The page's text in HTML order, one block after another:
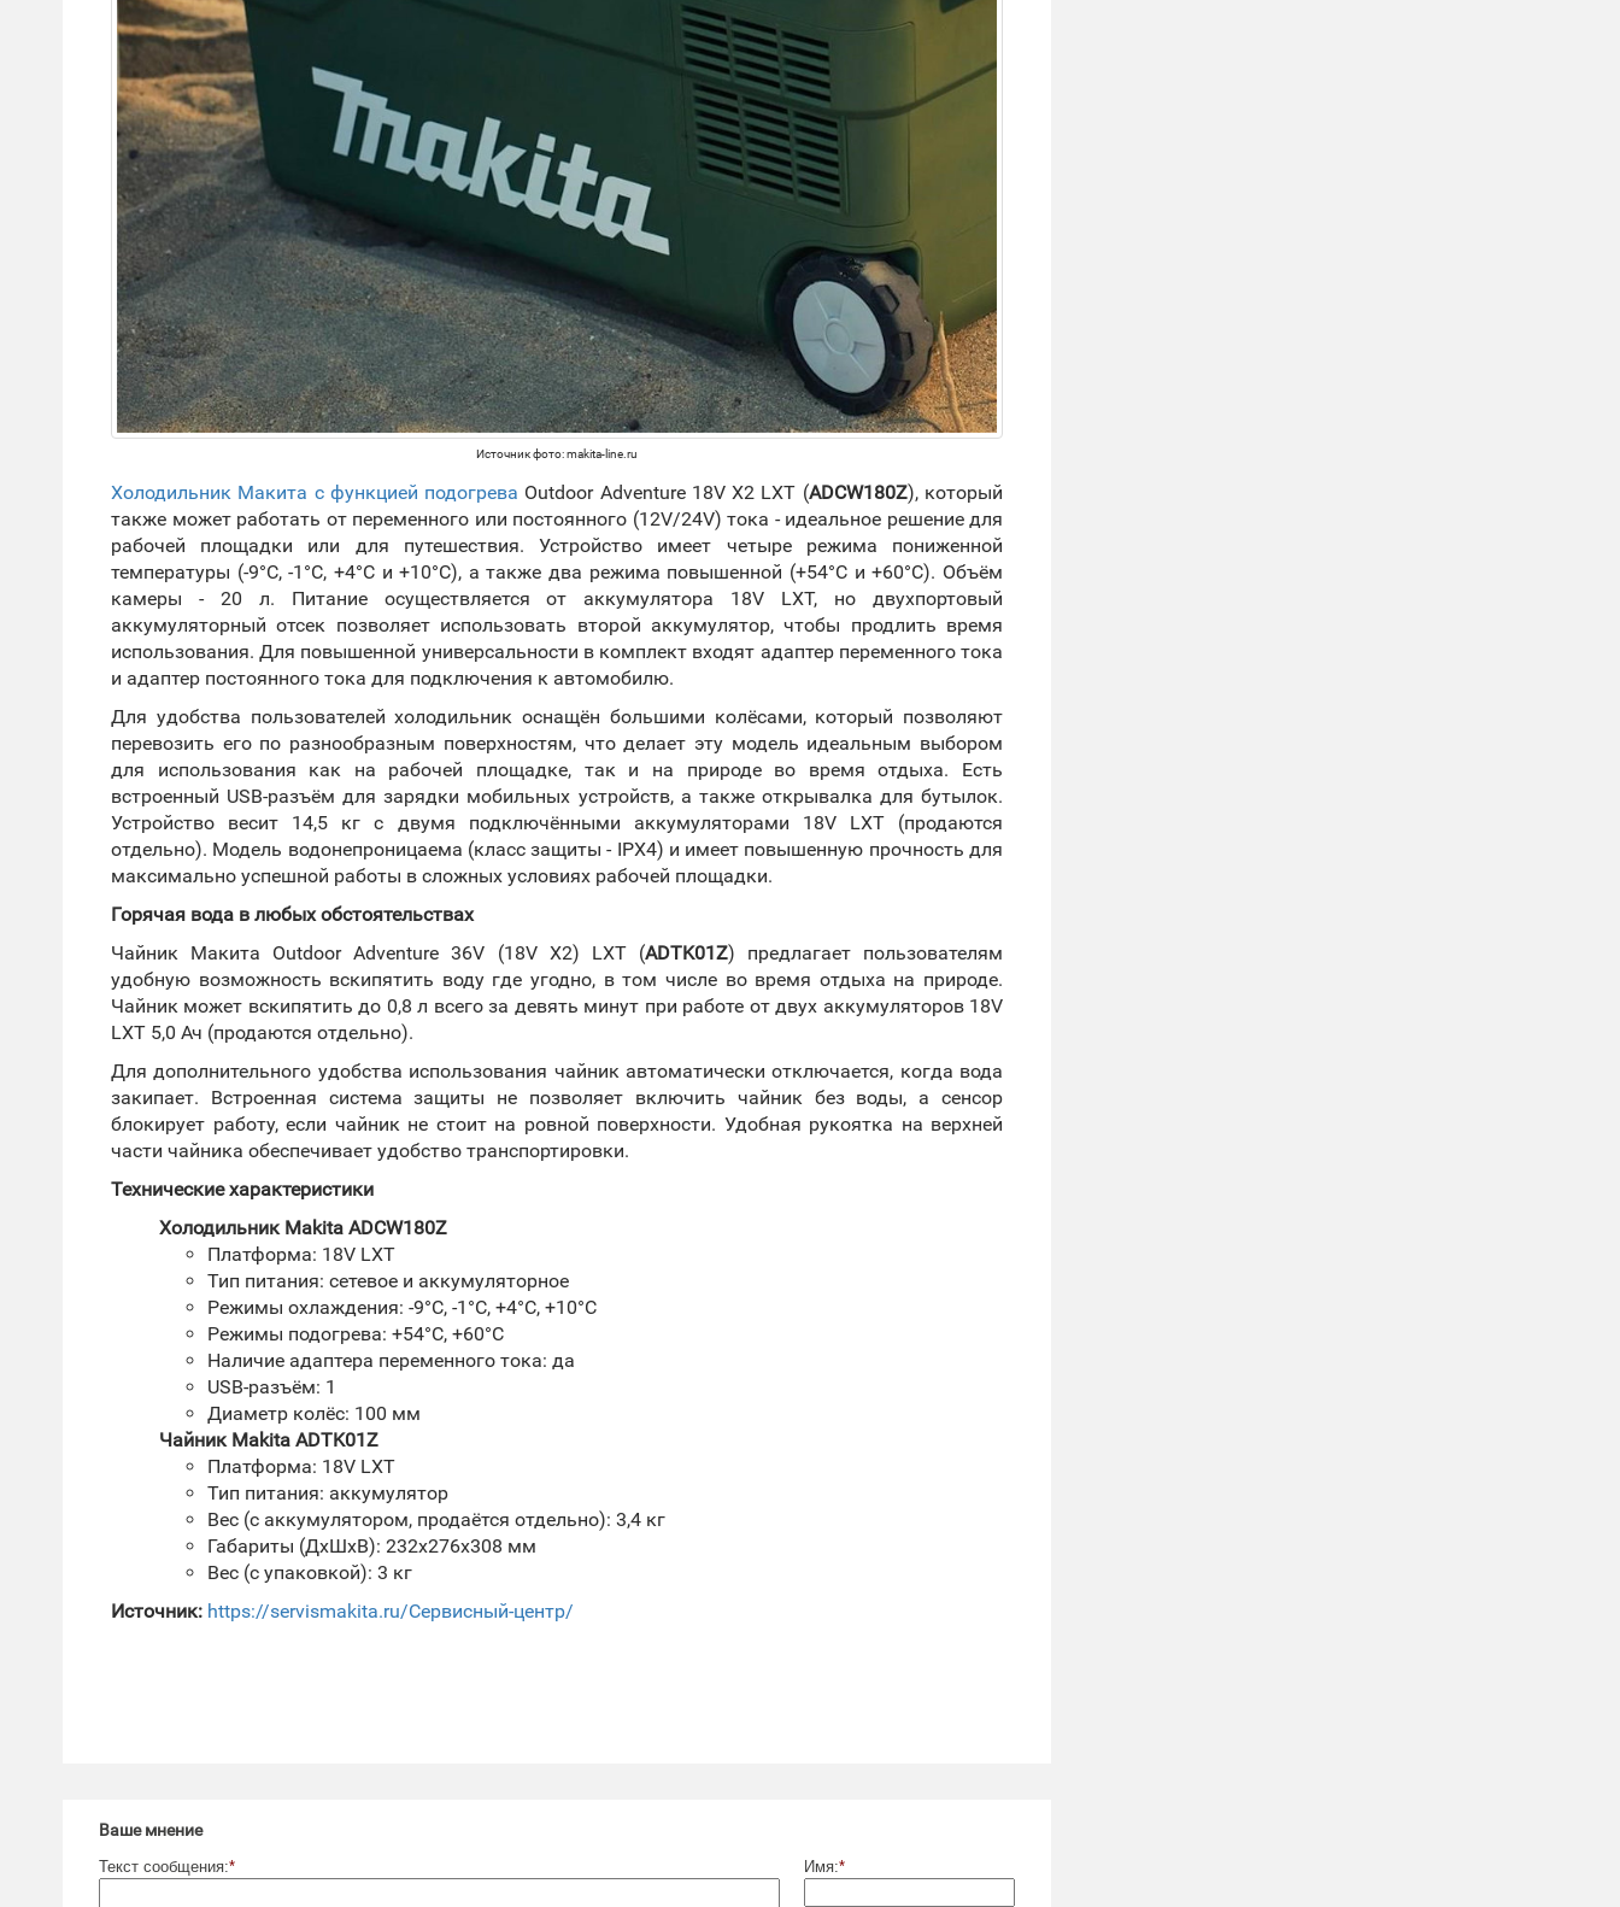
Источник фото: makita-line.ru
Холодильник Макита с функцией подогрева Outdoor Adventure 18V X2 LXT (ADCW180Z), который
также может работать от переменного или постоянного (12V/24V) тока - идеальное решение для
рабочей площадки или для путешествия. Устройство имеет четыре режима пониженной
температуры (-9°С, -1°С, +4°С и +10°С), а также два режима повышенной (+54°С и +60°С). Объём
камеры - 20 л. Питание осуществляется от аккумулятора 18V LXT, но двухпортовый
аккумуляторный отсек позволяет использовать второй аккумулятор, чтобы продлить время
использования. Для повышенной универсальности в комплект входят адаптер переменного тока
и адаптер постоянного тока для подключения к автомобилю.
Для удобства пользователей холодильник оснащён большими колёсами, который позволяют
перевозить его по разнообразным поверхностям, что делает эту модель идеальным выбором
для использования как на рабочей площадке, так и на природе во время отдыха. Есть
встроенный USB-разъём для зарядки мобильных устройств, а также открывалка для бутылок.
Устройство весит 14,5 кг с двумя подключёнными аккумуляторами 18V LXT (продаются
отдельно). Модель водонепроницаема (класс защиты - IPX4) и имеет повышенную прочность для
максимально успешной работы в сложных условиях рабочей площадки.
Горячая вода в любых обстоятельствах
Чайник Макита Outdoor Adventure 36V (18V X2) LXT (ADTK01Z) предлагает пользователям
удобную возможность вскипятить воду где угодно, в том числе во время отдыха на природе.
Чайник может вскипятить до 0,8 л всего за девять минут при работе от двух аккумуляторов 18V
LXT 5,0 Ач (продаются отдельно).
Для дополнительного удобства использования чайник автоматически отключается, когда вода
закипает. Встроенная система защиты не позволяет включить чайник без воды, а сенсор
блокирует работу, если чайник не стоит на ровной поверхности. Удобная рукоятка на верхней
части чайника обеспечивает удобство транспортировки.
Технические характеристики
Холодильник Makita ADCW180Z
Платформа: 18V LXT
Тип питания: сетевое и аккумуляторное
Режимы охлаждения: -9°С, -1°С, +4°С, +10°С
Режимы подогрева: +54°С, +60°С
Наличие адаптера переменного тока: да
USB-разъём: 1
Диаметр колёс: 100 мм
Чайник Makita ADTK01Z
Платформа: 18V LXT
Тип питания: аккумулятор
Вес (с аккумулятором, продаётся отдельно): 3,4 кг
Габариты (ДхШхВ): 232х276х308 мм
Вес (с упаковкой): 3 кг
Источник: https://servismakita.ru/Сервисный-центр/
Ваше мнение
Текст сообщения:* Имя:*